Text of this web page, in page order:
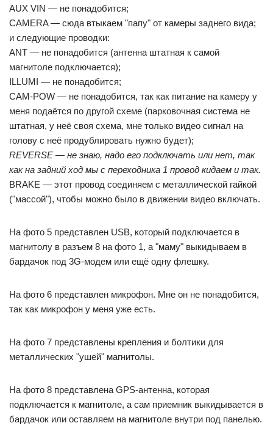
AUX VIN — не понадобится;
CAMERA — сюда втыкаем "папу" от камеры заднего вида;
и следующие проводки:
ANT — не понадобится (антенна штатная к самой
магнитоле подключается);
ILLUMI — не понадобится;
CAM-POW — не понадобится, так как питание на камеру у
меня подаётся по другой схеме (парковочная система не
штатная, у неё своя схема, мне только видео сигнал на
голову с неё продублировать нужно будет);
REVERSE — не знаю, надо его подключать или нет, так
как на задний ход мы с переходника 1 провод кидаем и так.
BRAKE — этот провод соединяем с металлической гайкой
("массой"), чтобы можно было в движении видео включать.
На фото 5 представлен USB, который подключается в
магнитолу в разъем 8 на фото 1, а "маму" выкидываем в
бардачок под 3G-модем или ещё одну флешку.
На фото 6 представлен микрофон. Мне он не понадобится,
так как микрофон у меня уже есть.
На фото 7 представлены крепления и болтики для
металлических "ушей" магнитолы.
На фото 8 представлена GPS-антенна, которая
подключается к магнитоле, а сам приемник выкидывается в
бардачок или оставляем на магнитоле внутри под панелью.